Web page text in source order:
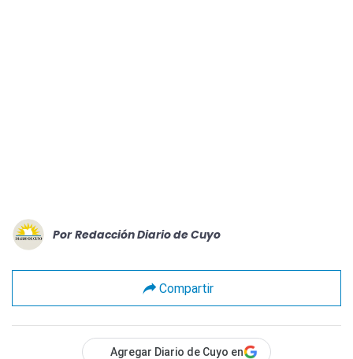
Por Redacción Diario de Cuyo
Compartir
Agregar Diario de Cuyo en